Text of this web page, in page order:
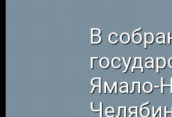
В
Ямало-